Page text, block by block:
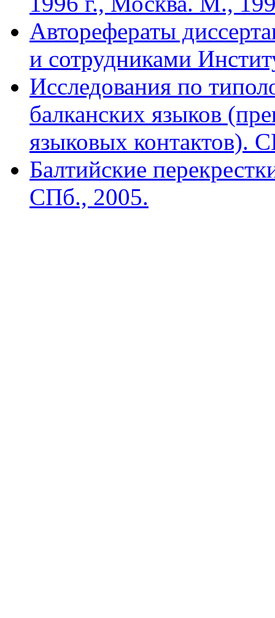
Авторефераты
и сотрудниками
Исследования по
балканских языков
языковых контактов).
Балтийские
СПб., 2005.